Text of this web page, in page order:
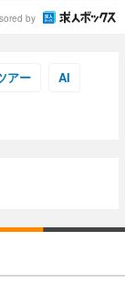
by
アー AI